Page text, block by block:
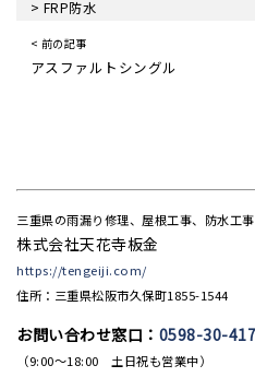
> FRP防水
< 前の記事
アスファルトシングル
三重県の雨漏り修理、屋根工事、防水工
株式会社天花寺板金
https://tengeiji.com/
住所：三重県松阪市久保町1855-1544
お問い合わせ窓口： 0598-30-
（9:00〜18:00 土日祝も営業中）